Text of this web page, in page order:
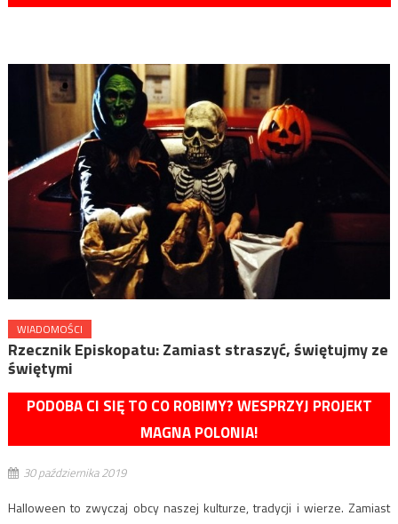
WIADOMOŚCI
Rzecznik Episkopatu: Zamiast straszyć, świętujmy ze
świętymi
PODOBA CI SIĘ TO CO ROBIMY? WESPRZYJ PROJEKT
MAGNA POLONIA!
30 października 2019
Halloween to zwyczaj obcy naszej kulturze, tradycji i wierze. Zamiast